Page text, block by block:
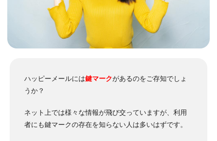
ハッピーメールには鍵マークがあるのをご存知でしょ
うか？
ネット上では様々な情報が飛び交っていますが、 利用
者にも鍵マークの存在を知らない人は多いはずです。